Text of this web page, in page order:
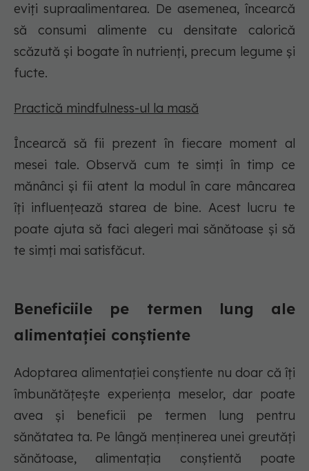
eviți supraalimentarea. De asemenea, încearcă
să consumi alimente cu densitate calorică
scăzută și bogate în nutrienți, precum legume și
fucte.
Practică mindfulness-ul la masă
Încearcă să fii prezent în fiecare moment al
mesei tale. Observă cum te simți în timp ce
mănânci și fii atent la modul în care mâncarea
îți influențează starea de bine. Acest lucru te
poate ajuta să faci alegeri mai sănătoase și să
te simți mai satisfăcut.
Beneficiile pe termen lung ale
alimentației conștiente
Adoptarea alimentației conștiente nu doar că îți
îmbunătățește experiența meselor, dar poate
avea și beneficii pe termen lung pentru
sănătatea ta. Pe lângă menținerea unei greutăți
sănătoase, alimentația conștientă poate